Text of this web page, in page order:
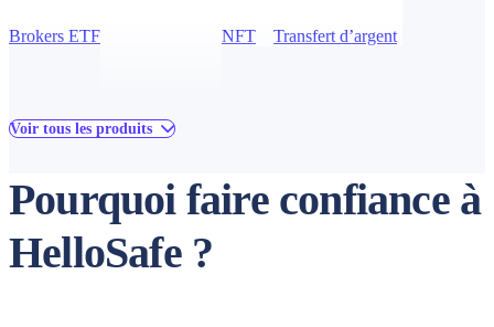
Brokers ETF NFT Transfert d’argent
Voir tous les produits
Pourquoi faire confiance à
HelloSafe ?